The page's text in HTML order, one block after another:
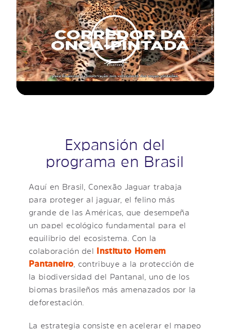
Expansión del
programa en Brasil
Aquí en Brasil, Conexão Jaguar trabaja
para proteger al jaguar, el felino más
grande de las Américas, que desempeña
un papel ecológico fundamental para el
equilibrio del ecosistema. Con la
colaboración del
Instituto Homem
Pantaneiro , contribuye a la protección de
la biodiversidad del Pantanal, uno de los
biomas brasileños más amenazados por la
deforestación.
La estrategia consiste en acelerar el mapeo